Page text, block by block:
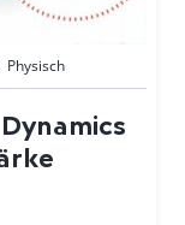
Physisch